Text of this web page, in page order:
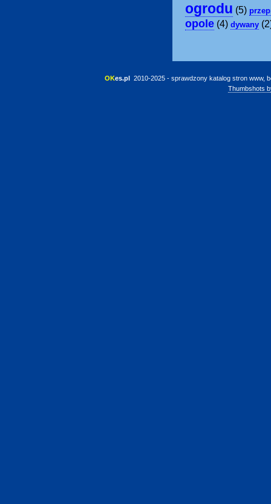
ogrodu (5)
opole (4) dywany
OKes.pl 2010-2025 - sprawdzony katalog stron www,
Thumbshots